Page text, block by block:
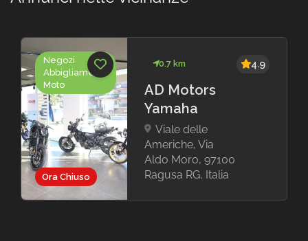
Ora Chiuso
Negozi
Abbigliamento
Moto
0.7 km
AD Motors
Yamaha
Viale delle
Americhe, Via
Aldo Moro, 97100
Ragusa RG, Italia
4.9